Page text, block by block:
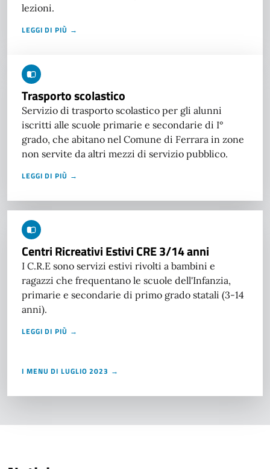
lezioni.
LEGGI DI PIÙ →
Trasporto scolastico
Servizio di trasporto scolastico per gli alunni
iscritti alle scuole primarie e secondarie di I°
grado, che abitano nel Comune di Ferrara in zone
non servite da altri mezzi di servizio pubblico.
LEGGI DI PIÙ →
Centri Ricreativi Estivi CRE 3/14 anni
I C.R.E sono servizi estivi rivolti a bambini e
ragazzi che frequentano le scuole dell'Infanzia,
primarie e secondarie di primo grado statali (3-14
anni).
LEGGI DI PIÙ →
I MENU DI LUGLIO 2023 →